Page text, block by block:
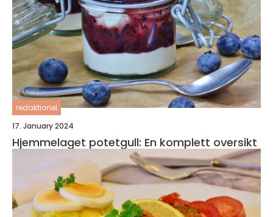
redaktionel
17. January 2024
Hjemmelaget potetgull: En komplett oversikt